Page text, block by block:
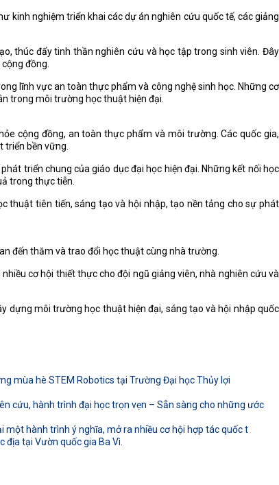
kinh nghiệm triển khai các dự án nghiên cứu quốc tế, các giảng
thúc đẩy tinh thần nghiên cứu và học tập trong sinh viên. Đây
đồng.
lĩnh vực an toàn thực phẩm và công nghệ sinh học. Những cơ
trong môi trường học thuật hiện đại.
cộng đồng, an toàn thực phẩm và môi trường. Các quốc gia,
bền vững.
triển chung của giáo dục đại học hiện đại. Những kết nối học
trong thực tiễn.
thuật tiên tiến, sáng tạo và hội nhập, tạo nền tảng cho sự phát
đến thăm và trao đổi học thuật cùng nhà trường.
cơ hội thiết thực cho đội ngũ giảng viên, nhà nghiên cứu và
dựng môi trường học thuật hiện đại, sáng tạo và hội nhập quốc
mùa hè STEM Robotics tại Trường Đại học Thủy lợi
cứu, hành trình đại học trọn vẹn – Sẵn sàng cho những ước
một hành trình ý nghĩa, mở ra nhiều cơ hội hợp tác quốc t
tại Vườn quốc gia Ba Vì.